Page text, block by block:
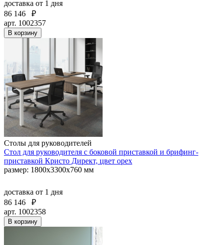
доставка от 1 дня
86 146
₽
арт. 1002357
В корзину
Столы для руководителей
Стол для руководителя с боковой приставкой и брифинг-
приставкой Кристо Директ, цвет орех
размер: 1800х3300х760 мм
доставка от 1 дня
86 146
₽
арт. 1002358
В корзину